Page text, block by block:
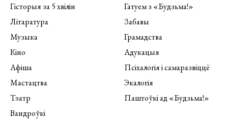
Гісторыя за 5 хвілін
Літаратура
Музыка
Кіно
Афіша
Мастацтва
Тэатр
Вандроўкі
Гатуем з «Будзьма!»
Забавы
Грамадства
Адукацыя
Псіхалогія і самаразвіццё
Экалогія
Паштоўкі ад «Будзьма!»